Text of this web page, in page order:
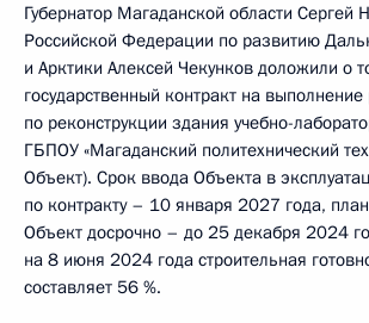
Губернатор Магаданской области Сергей
Российской Федерации по развитию
и Арктики Алексей Чекунков доложили о
государственный контракт на выполнение
по реконструкции здания учебно-
ГБПОУ «Магаданский политехнический
Объект). Срок ввода Объекта в
по контракту – 10 января 2027 года,
Объект досрочно – до 25 декабря 2024
на 8 июня 2024 года строительная
составляет 56 %.